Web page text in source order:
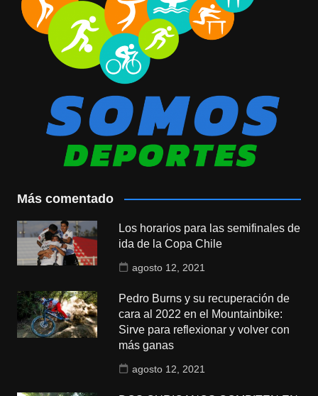
Más comentado
Los horarios para las semifinales de
ida de la Copa Chile
agosto 12, 2021
Pedro Burns y su recuperación de
cara al 2022 en el Mountainbike:
Sirve para reflexionar y volver con
más ganas
agosto 12, 2021